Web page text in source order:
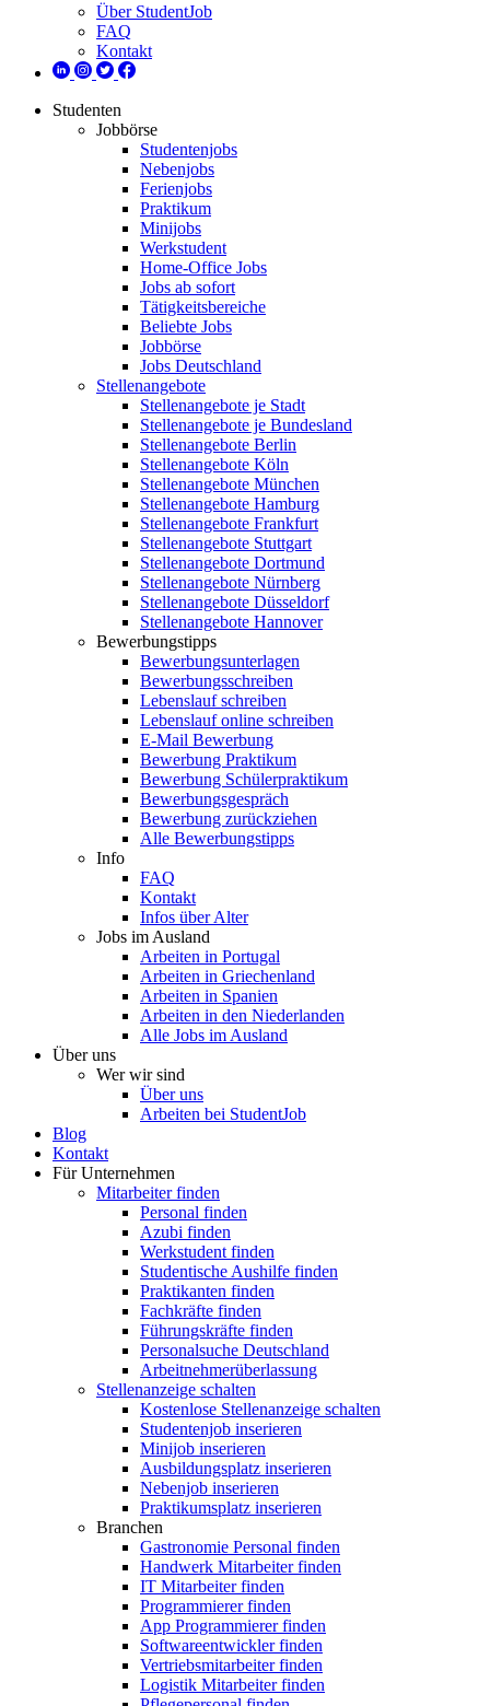
Über StudentJob
FAQ
Kontakt
Studenten
Jobbörse
Studentenjobs
Nebenjobs
Ferienjobs
Praktikum
Minijobs
Werkstudent
Home-Office Jobs
Jobs ab sofort
Tätigkeitsbereiche
Beliebte Jobs
Jobbörse
Jobs Deutschland
Stellenangebote
Stellenangebote je Stadt
Stellenangebote je Bundesland
Stellenangebote Berlin
Stellenangebote Köln
Stellenangebote München
Stellenangebote Hamburg
Stellenangebote Frankfurt
Stellenangebote Stuttgart
Stellenangebote Dortmund
Stellenangebote Nürnberg
Stellenangebote Düsseldorf
Stellenangebote Hannover
Bewerbungstipps
Bewerbungsunterlagen
Bewerbungsschreiben
Lebenslauf schreiben
Lebenslauf online schreiben
E-Mail Bewerbung
Bewerbung Praktikum
Bewerbung Schülerpraktikum
Bewerbungsgespräch
Bewerbung zurückziehen
Alle Bewerbungstipps
Info
FAQ
Kontakt
Infos über Alter
Jobs im Ausland
Arbeiten in Portugal
Arbeiten in Griechenland
Arbeiten in Spanien
Arbeiten in den Niederlanden
Alle Jobs im Ausland
Über uns
Wer wir sind
Über uns
Arbeiten bei StudentJob
Blog
Kontakt
Für Unternehmen
Mitarbeiter finden
Personal finden
Azubi finden
Werkstudent finden
Studentische Aushilfe finden
Praktikanten finden
Fachkräfte finden
Führungskräfte finden
Personalsuche Deutschland
Arbeitnehmerüberlassung
Stellenanzeige schalten
Kostenlose Stellenanzeige schalten
Studentenjob inserieren
Minijob inserieren
Ausbildungsplatz inserieren
Nebenjob inserieren
Praktikumsplatz inserieren
Branchen
Gastronomie Personal finden
Handwerk Mitarbeiter finden
IT Mitarbeiter finden
Programmierer finden
App Programmierer finden
Softwareentwickler finden
Vertriebsmitarbeiter finden
Logistik Mitarbeiter finden